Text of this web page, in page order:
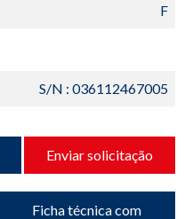
F
S/N : 036112467005
Enviar solicitação
Ficha técnica com